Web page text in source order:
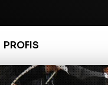
PROFIS